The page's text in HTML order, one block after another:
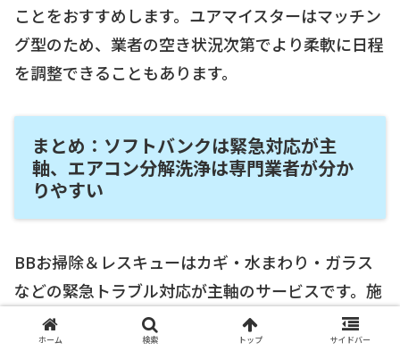
ことをおすすめします。ユアマイスターはマッチン
グ型のため、業者の空き状況次第でより柔軟に日程
を調整できることもあります。
まとめ：ソフトバンクは緊急対応が主
軸、エアコン分解洗浄は専門業者が分か
りやすい
BBお掃除＆レスキューはカギ・水まわり・ガラス
などの緊急トラブル対応が主軸のサービスです。施
工はJBR（ジャパンベストレスキューシステム）が
ホーム 検索 トップ サイドバー